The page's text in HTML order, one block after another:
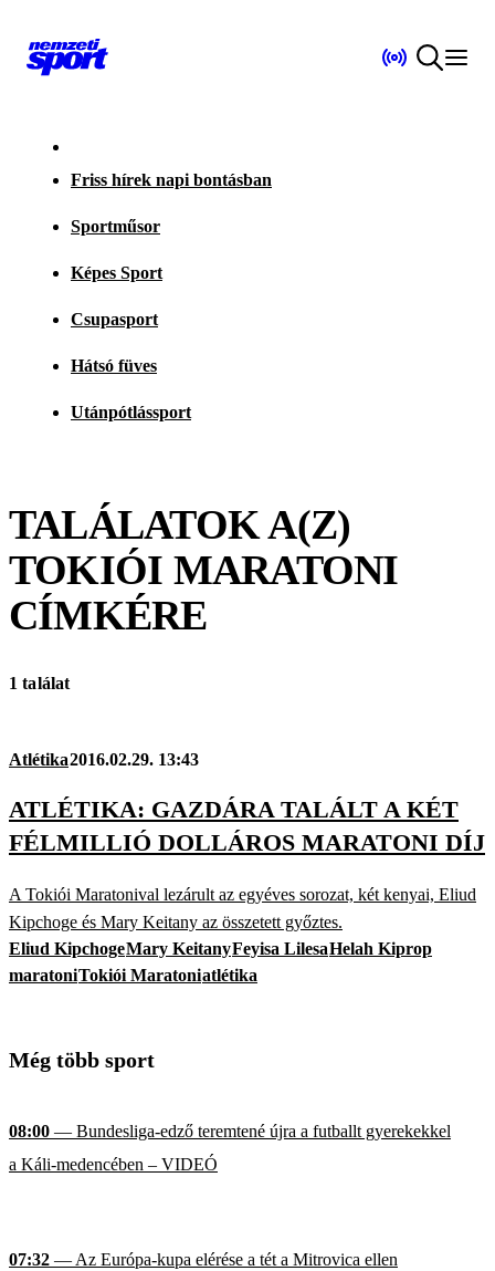
Friss hírek napi bontásban
Sportműsor
Képes Sport
Csupasport
Hátsó füves
Utánpótlássport
TALÁLATOK A(Z)
TOKIÓI MARATONI
CÍMKÉRE
1 találat
Atlétika2016.02.29. 13:43
ATLÉTIKA: GAZDÁRA TALÁLT A KÉT
FÉLMILLIÓ DOLLÁROS MARATONI DÍJ
A Tokiói Maratonival lezárult az egyéves sorozat, két kenyai, Eliud
Kipchoge és Mary Keitany az összetett győztes.
Eliud KipchogeMary KeitanyFeyisa LilesaHelah Kiprop
maratoniTokiói Maratoniatlétika
Még több sport
08:00 — Bundesliga-edző teremtené újra a futballt gyerekekkel
a Káli-medencében – VIDEÓ
07:32 — Az Európa-kupa elérése a tét a Mitrovica ellen